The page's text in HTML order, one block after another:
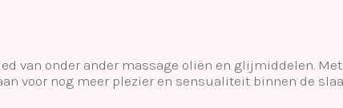
van onder ander massage oliën en glijmiddelen.
voor nog meer plezier en sensualiteit binnen de